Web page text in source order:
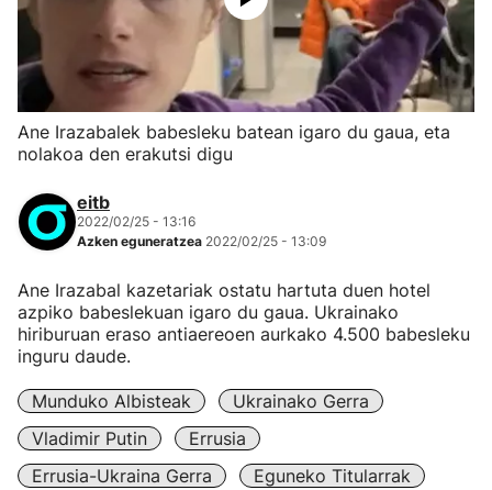
Ane Irazabalek babesleku batean igaro du gaua, eta
nolakoa den erakutsi digu
eitb
2022/02/25 - 13:16
Azken eguneratzea 2022/02/25 - 13:09
Ane Irazabal kazetariak ostatu hartuta duen hotel
azpiko babeslekuan igaro du gaua. Ukrainako
hiriburuan eraso antiaereoen aurkako 4.500 babesleku
inguru daude.
Munduko Albisteak
Ukrainako Gerra
Vladimir Putin
Errusia
Errusia-Ukraina Gerra
Eguneko Titularrak